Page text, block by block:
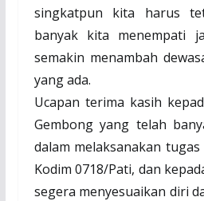
singkatpun kita harus
banyak kita menempati
semakin menambah
yang ada.
Ucapan terima kasih
Gembong yang telah
dalam melaksanakan
Kodim 0718/Pati, dan
segera menyesuaikan diri